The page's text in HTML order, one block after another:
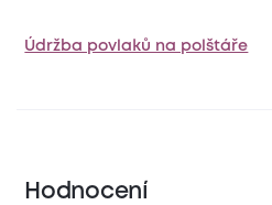
Údržba povlaků na polštáře
Hodnocení